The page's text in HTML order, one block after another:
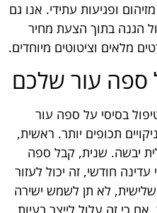
ופגיעות עתידי. אנו גם
הגנה בתוך הצעת מחיר
מלאים וציטוטים מיוחדים.
ספה עור שלכם
בסיסי על ספה עור
תכופים יותר. ראשית,
יבשה. שנית, קבל ספה
חודשי, זה יכול לעזור
לא תן לשמש ישירה